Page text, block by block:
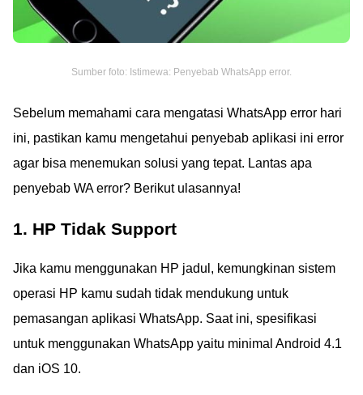
Sumber foto: Istimewa: Penyebab WhatsApp error.
Sebelum memahami cara mengatasi WhatsApp error hari
ini, pastikan kamu mengetahui penyebab aplikasi ini error
agar bisa menemukan solusi yang tepat. Lantas apa
penyebab WA error? Berikut ulasannya!
1. HP Tidak Support
Jika kamu menggunakan HP jadul, kemungkinan sistem
operasi HP kamu sudah tidak mendukung untuk
pemasangan aplikasi WhatsApp. Saat ini, spesifikasi
untuk menggunakan WhatsApp yaitu minimal Android 4.1
dan iOS 10.